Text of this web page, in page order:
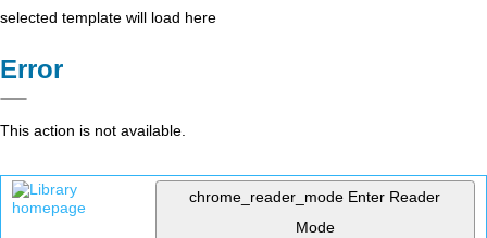
selected template will load here
Error
This action is not available.
chrome_reader_mode Enter Reader
Mode